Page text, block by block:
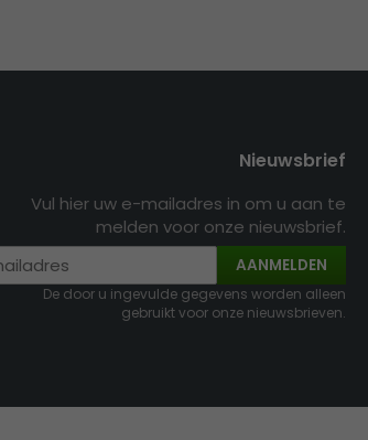
Nieuwsbrief
Vul hier uw e-mailadres in om u aan te
melden voor onze nieuwsbrief.
AANMELDEN
De door u ingevulde gegevens worden alleen
gebruikt voor onze nieuwsbrieven.